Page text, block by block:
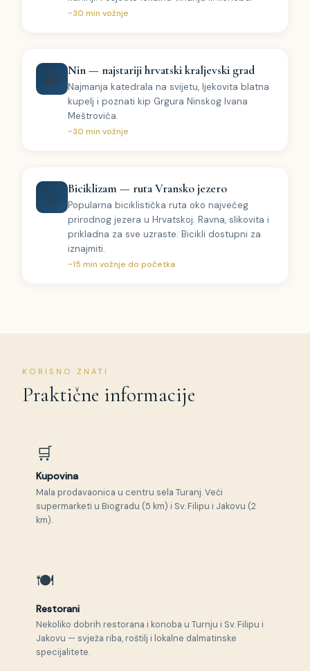
~30 min vožnje
🏰 Nin — najstariji hrvatski kraljevski grad
Najmanja katedrala na svijetu, ljekovita blatna
kupelj i poznati kip Grgura Ninskog Ivana
Meštrovića.
~30 min vožnje
🚴 Biciklizam — ruta Vransko jezero
Popularna biciklistička ruta oko najvećeg
prirodnog jezera u Hrvatskoj. Ravna, slikovita i
prikladna za sve uzraste. Bicikli dostupni za
iznajmiti.
~15 min vožnje do početka
KORISNO ZNATI
Praktične informacije
🛒
Kupovina
Mala prodavaonica u centru sela Turanj. Veći
supermarketi u Biogradu (5 km) i Sv. Filipu i Jakovu (2
km).
🍽
Restorani
Nekoliko dobrih restorana i konoba u Turnju i Sv. Filipu i
Jakovu — svježa riba, roštilj i lokalne dalmatinske
specijalitete.